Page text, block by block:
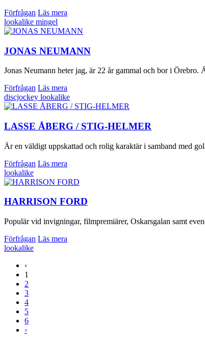
Förfrågan Läs mera
lookalike mingel
JONAS NEUMANN
Jonas Neumann heter jag, är 22 år gammal och bor i
Förfrågan Läs mera
discjockey lookalike
LASSE ÅBERG / STIG-HELMER
Är en väldigt uppskattad och rolig karaktär i samband med
Förfrågan Läs mera
lookalike
HARRISON FORD
Populär vid invigningar, filmpremiärer, Oskarsgalan samt
Förfrågan Läs mera
lookalike
‹
1
2
3
4
5
6
›